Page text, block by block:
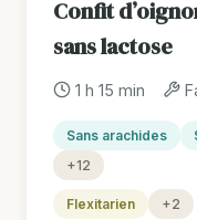
Confit
sans lactose
1 h 15 min
Sans arachides
+12
Flexitarien +2